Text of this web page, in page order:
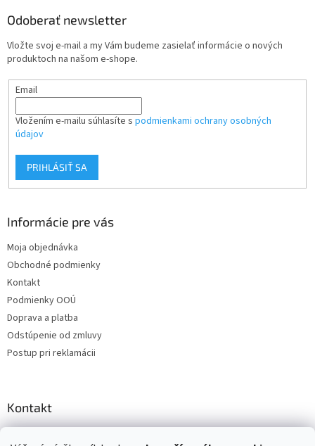
Odoberať newsletter
Vložte svoj e-mail a my Vám budeme zasielať informácie o nových
produktoch na našom e-shope.
Email
Vložením e-mailu súhlasíte s podmienkami ochrany osobných
údajov
PRIHLÁSIŤ SA
Informácie pre vás
Moja objednávka
Obchodné podmienky
Kontakt
Podmienky OOÚ
Doprava a platba
Odstúpenie od zmluvy
Postup pri reklamácii
Kontakt